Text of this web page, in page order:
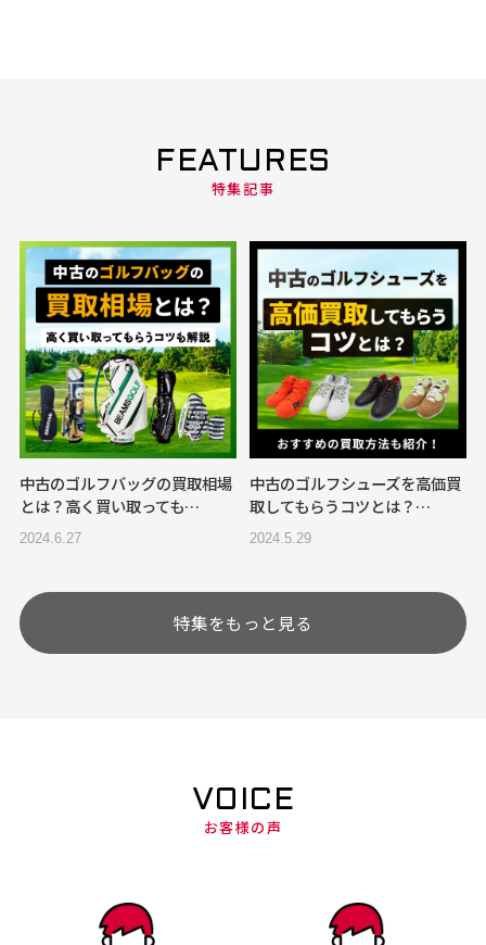
FEATURES
特集記事
中古のゴルフバッグの買取相場
とは？高く買い取っても…
2024.6.27
中古のゴルフシューズを高価買
取してもらうコツとは？…
2024.5.29
特集をもっと見る
VOICE
お客様の声